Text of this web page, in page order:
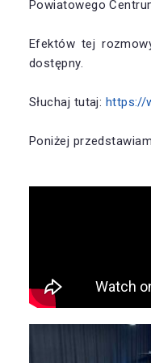
Powiatowego
Efektów tej
dostępny.
Słuchaj tutaj: https://
Poniżej